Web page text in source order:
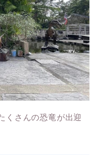
くさんの恐竜が出迎